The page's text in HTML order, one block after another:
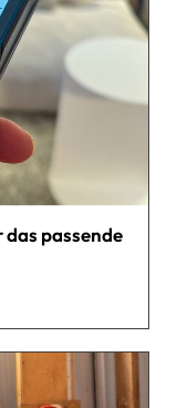
das passende